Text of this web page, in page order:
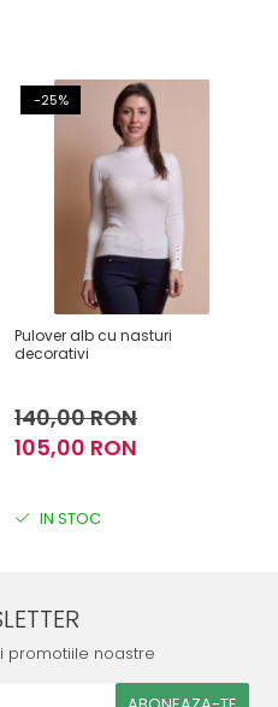
-25%
Pulover alb cu nasturi
decorativi
140,00 RON
105,00 RON
IN STOC
promotiile noastre